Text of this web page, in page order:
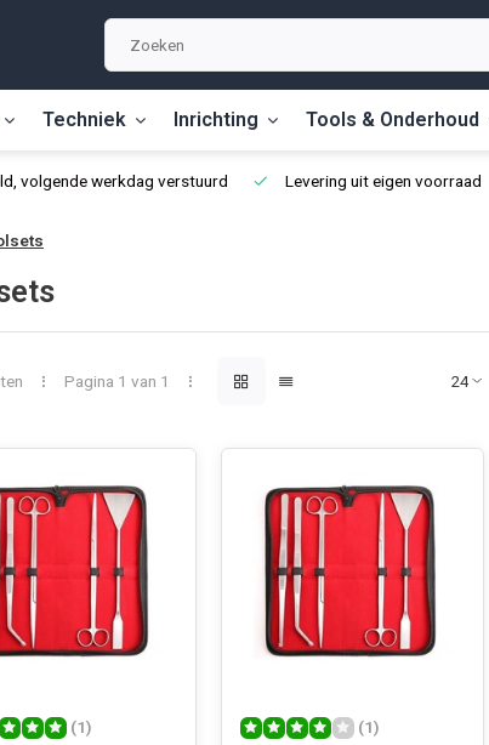
Techniek Inrichting Tools & Onderhoud
volgende werkdag verstuurd Levering uit eigen voorraad
Pagina 1 van 1
(1) (1)